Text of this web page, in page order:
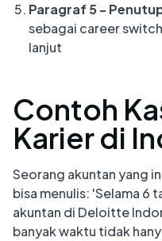
Paragraf 5 -
sebagai career
lanjut
Contoh
Karier di
Seorang akuntan yang
bisa menulis: 'Selama 6
akuntan di Deloitte
banyak waktu tidak